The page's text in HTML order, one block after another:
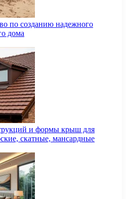
по созданию надежного
дома
и формы крыш для
скатные, мансардные